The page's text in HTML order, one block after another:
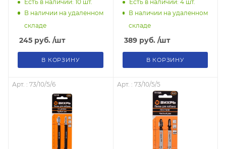
73/10/5/3 "ВИХРЬ"
Есть в наличии: 10 шт.
В наличии на удаленном
складе
245 руб. /шт
В КОРЗИНУ
116х90мм (2 шт) 73/10/5/11
Есть в наличии: 4шт.
В наличии на удаленном
складе
389руб. /шт
В КОРЗИНУ
Арт. : 73/10/5/6 Арт. : 73/10/5/5